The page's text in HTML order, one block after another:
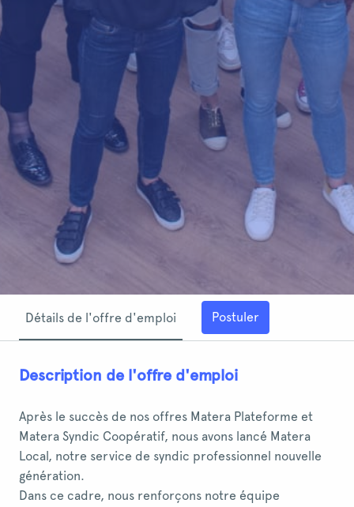
Détails de l'offre d'emploi Postuler
Description de l'offre d'emploi
Après le succès de nos offres Matera Plateforme et
Matera Syndic Coopératif, nous avons lancé Matera
Local, notre service de syndic professionnel nouvelle
génération.
Dans ce cadre, nous renforçons notre équipe